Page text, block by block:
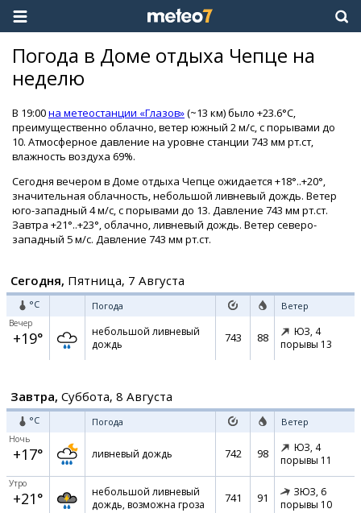
Погода в Доме отдыха Чепце на
неделю
В 19:00на метеостанции «Глазов»(~13 км) было +23.6°C,
преимущественно облачно, ветер южный 2 м/с, с порывами до
10. Атмосферное давление на уровне станции 743 мм рт.ст,
влажность воздуха 69%.
Сегодня вечером в Доме отдыха Чепце ожидается +18°..+20°,
значительная облачность, небольшой ливневый дождь. Ветер
юго-западный 4 м/с, с порывами до 13. Давление 743 мм рт.ст.
Завтра +21°..+23°, облачно, ливневый дождь. Ветер северо-
западный 5 м/с. Давление 743 мм рт.ст.
Сегодня, Пятница, 7 Августа
°C Погода Ветер
Вечер
+19°
небольшой ливневый
дождь
743 88 ЮЗ, 4
порывы 13
Завтра, Суббота, 8 Августа
°C Погода Ветер
Ночь
+17° ливневый дождь 742 98 ЮЗ, 4
порывы 11
Утро
+21°
небольшой ливневый
дождь, возможна гроза
741 91 ЗЮЗ, 6
порывы 10